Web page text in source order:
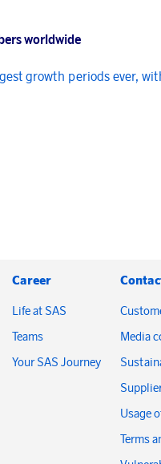
worldwide
growth periods ever,
Career
Life at SAS
Teams
Your SAS Journey
Media
Usage
Terms